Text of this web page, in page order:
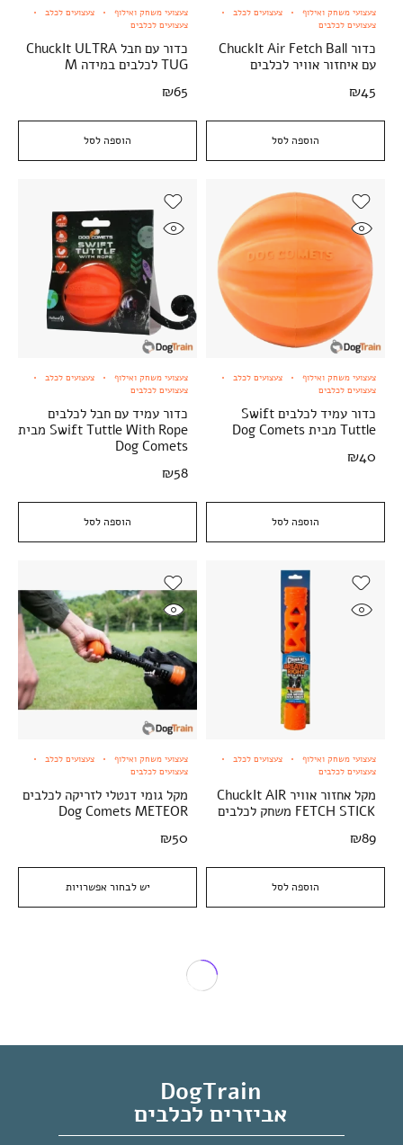
הוספה לסל
צעצועי משחק ואילוף
צעצועים לכלב
צעצועים לכלבים
כדור ChuckIt Air Fetch Ball
עם איחזור אוויר לכלבים
₪45
הוספה לסל
צעצועי משחק ואילוף
צעצועים לכלב
צעצועים לכלבים
כדור עם חבל ChuckIt ULTRA
TUG לכלבים במידה M
₪65
הוספה לסל
צעצועי משחק ואילוף
צעצועים לכלב
צעצועים לכלבים
כדור עמיד לכלבים Swift
Tuttle מבית Dog Comets
₪40
הוספה לסל
צעצועי משחק ואילוף
צעצועים לכלב
צעצועים לכלבים
כדור עמיד עם חבל לכלבים
Swift Tuttle With Rope מבית
Dog Comets
₪58
הוספה לסל
צעצועי משחק ואילוף
צעצועים לכלב
צעצועים לכלבים
מקל אחזור אוויר ChuckIt AIR
FETCH STICK משחק לכלבים
₪89
יש לבחור אפשרויות
צעצועי משחק ואילוף
צעצועים לכלב
צעצועים לכלבים
מקל גומי דנטלי לזריקה לכלבים
Dog Comets METEOR
₪50
צעצועים לכלב
צעצועים לכלבים
צעצועי משחק ואילוף
צעצועים לכלבים